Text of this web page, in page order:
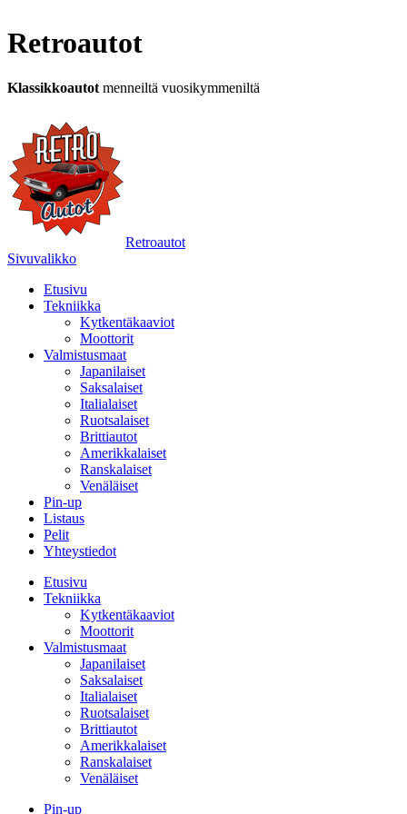
Retroautot
Klassikkoautot menneiltä vuosikymmeniltä
Retroautot
Sivuvalikko
Etusivu
Tekniikka
Kytkentäkaaviot
Moottorit
Valmistusmaat
Japanilaiset
Saksalaiset
Italialaiset
Ruotsalaiset
Brittiautot
Amerikkalaiset
Ranskalaiset
Venäläiset
Pin-up
Listaus
Pelit
Yhteystiedot
Etusivu
Tekniikka
Kytkentäkaaviot
Moottorit
Valmistusmaat
Japanilaiset
Saksalaiset
Italialaiset
Ruotsalaiset
Brittiautot
Amerikkalaiset
Ranskalaiset
Venäläiset
Pin-up